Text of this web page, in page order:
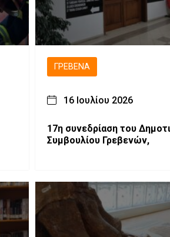
ΓΡΕΒΕΝΆ
16 Ιουλίου 2026
17η συνεδρίαση του
Συμβουλίου Γρεβενών,